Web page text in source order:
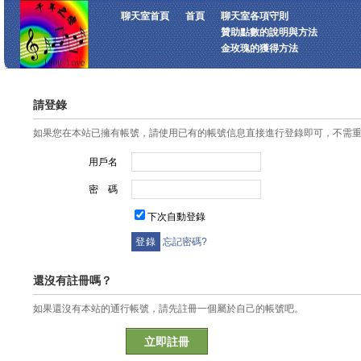
聊天室首頁 首頁
聊天室各項守則
贊助點數的說明與方法
金玫瑰的獲得方法
請登錄
如果您在本站已擁有帳號，請使用已有的帳號信息直接進行登錄即可，不需
用戶名
密 碼
下次自動登錄
忘記密碼?
還沒有註冊嗎？
如果還沒有本站的通行帳號，請先註冊一個屬於自己的帳號吧。
立即註冊